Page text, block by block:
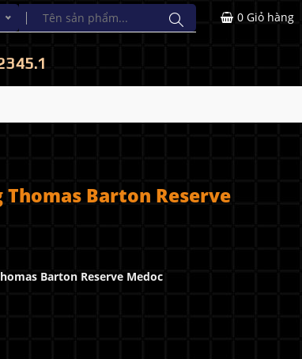
0 Giỏ hàng
Barton Reserve
Barton Reserve Medoc